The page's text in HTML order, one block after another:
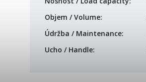
Objem / Volume:
Údržba / Maintenance:
Ucho / Handle: